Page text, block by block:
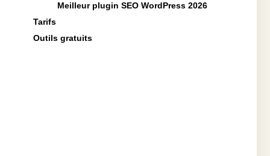
Meilleur plugin SEO WordPress 2026
Tarifs
Outils gratuits